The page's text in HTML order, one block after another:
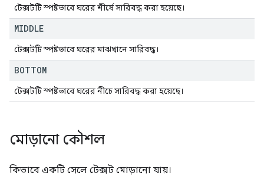
টেক্সটটি স্পষ্টভাবে ঘরের শীর্ষে সারিবদ্ধ করা হয়েছে।
MIDDLE
টেক্সটটি স্পষ্টভাবে ঘরের মাঝখানে সারিবদ্ধ।
BOTTOM
টেক্সটটি স্পষ্টভাবে ঘরের নীচে সারিবদ্ধ করা হয়েছে।
মোড়ানো কৌশল
কিভাবে একটি সেলে টেক্সট মোড়ানো যায়।